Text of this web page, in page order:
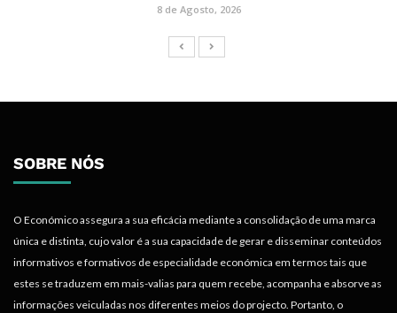
8 de Agosto, 2026
SOBRE NÓS
O Económico assegura a sua eficácia mediante a consolidação de uma marca
única e distinta, cujo valor é a sua capacidade de gerar e disseminar conteúdos
informativos e formativos de especialidade económica em termos tais que
estes se traduzem em mais-valias para quem recebe, acompanha e absorve as
informações veiculadas nos diferentes meios do projecto. Portanto, o